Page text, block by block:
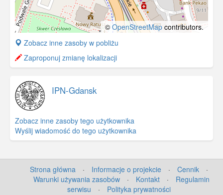
© OpenStreetMap contributors.
+
−
Zobacz inne zasoby w pobliżu
Zaproponuj zmianę lokalizacji
IPN-Gdansk
Zobacz inne zasoby tego użytkownika
Wyślij wiadomość do tego użytkownika
Strona główna · Informacje o projekcie · Cennik
·
Warunki używania zasobów
· Kontakt ·
Regulamin
serwisu
· Polityka prywatności